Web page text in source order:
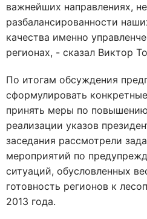
важнейших направлениях,
разбалансированности
качества именно
регионах, - сказал Виктор
По итогам обсуждения
сформулировать
принять меры по
реализации указов
заседания рассмотрели
мероприятий по
ситуаций, обусловленных
готовность регионов к
2013 года.